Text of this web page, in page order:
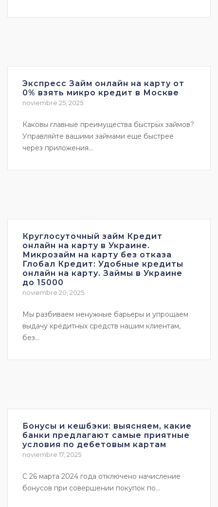
Экспресс Займ онлайн на карту от
0% взять микро кредит в Москве
noviembre 25, 2025
Каковы главные преимущества быстрых займов?
Управляйте вашими займами еще быстрее
через приложения...
Круглосуточный займ Кредит
онлайн на карту в Украине.
Микрозайм на карту без отказа
Глобал Кредит: Удобные кредиты
онлайн на карту. Займы в Украине
до 15000
noviembre 20, 2025
Мы разбиваем ненужные барьеры и упрощаем
выдачу кредитных средств нашим клиентам,
без...
Бонусы и кешбэки: выясняем, какие
банки предлагают самые приятные
условия по дебетовым картам
noviembre 17, 2025
С 26 марта 2024 года отключено начисление
бонусов при совершении покупок по...